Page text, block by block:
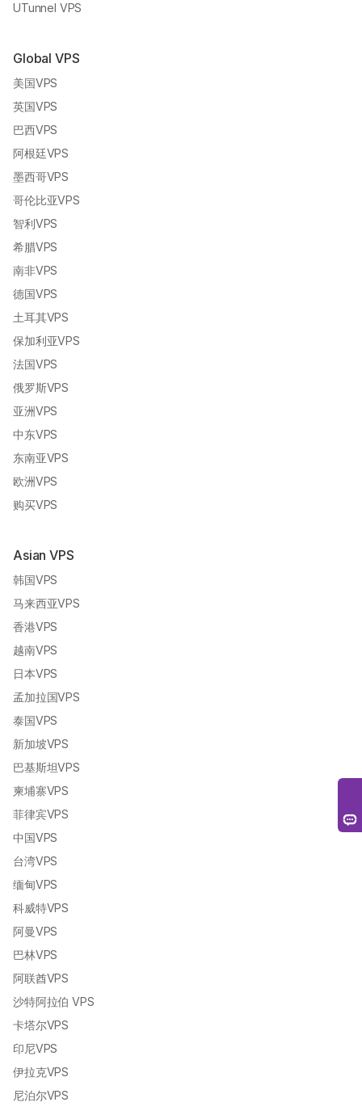
UTunnel VPS
Global VPS
美国VPS
英国VPS
巴西VPS
阿根廷VPS
墨西哥VPS
哥伦比亚VPS
智利VPS
希腊VPS
南非VPS
德国VPS
土耳其VPS
保加利亚VPS
法国VPS
俄罗斯VPS
亚洲VPS
中东VPS
东南亚VPS
欧洲VPS
购买VPS
Asian VPS
韩国VPS
马来西亚VPS
香港VPS
越南VPS
日本VPS
孟加拉国VPS
泰国VPS
新加坡VPS
巴基斯坦VPS
柬埔寨VPS
菲律宾VPS
中国VPS
台湾VPS
缅甸VPS
科威特VPS
阿曼VPS
巴林VPS
阿联酋VPS
沙特阿拉伯 VPS
卡塔尔VPS
印尼VPS
伊拉克VPS
尼泊尔VPS